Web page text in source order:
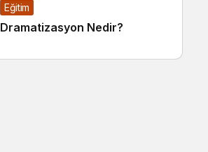
Eğitim
Dramatizasyon Nedir?